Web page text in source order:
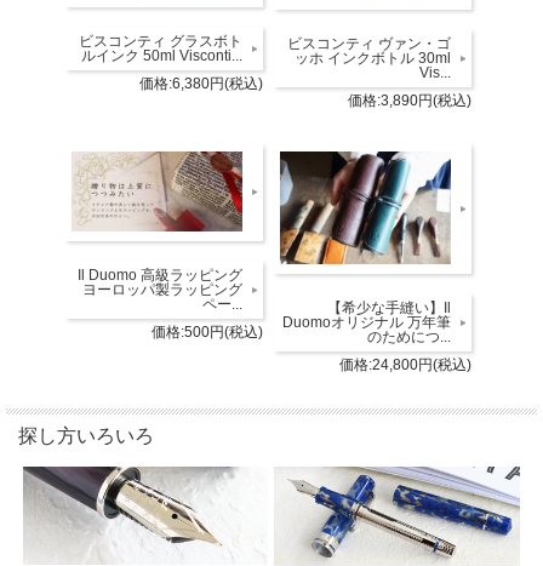
ビスコンティ グラスボト
ルインク 50ml Visconti...
価格:6,380円(税込)
ビスコンティ ヴァン・ゴ
ッホ インクボトル 30ml
Vis...
価格:3,890円(税込)
Il Duomo 高級ラッピング
ヨーロッパ製ラッピング
ペー...
価格:500円(税込)
【希少な手縫い】Il
Duomoオリジナル 万年筆
のためにつ...
価格:24,800円(税込)
探し方いろいろ